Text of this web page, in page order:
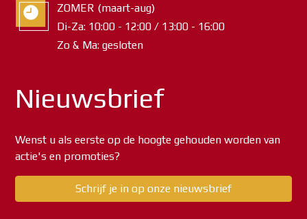
ZOMER (maart-aug)
Di-Za: 10:00 - 12:00 / 13:00 - 16:00
Zo & Ma: gesloten
Nieuwsbrief
Wenst u als eerste op de hoogte gehouden worden van
actie's en promoties?
Schrijf je in op onze nieuwsbrief